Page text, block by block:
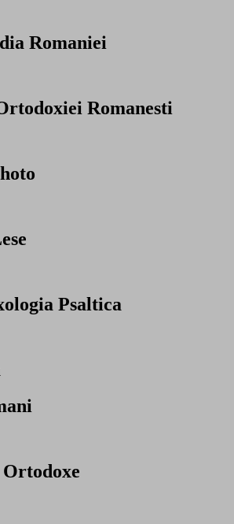
Romaniei
Romanesti
Psaltica